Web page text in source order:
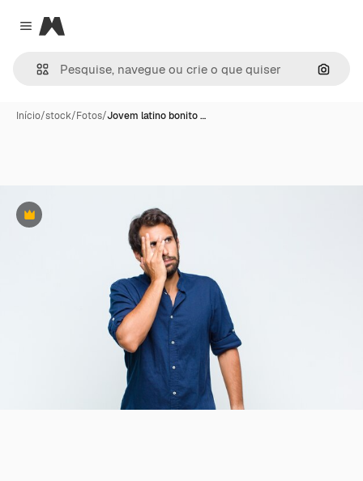
Close menu
Magnific
Início/stock/Fotos/Jovem latino bonito …
Premium